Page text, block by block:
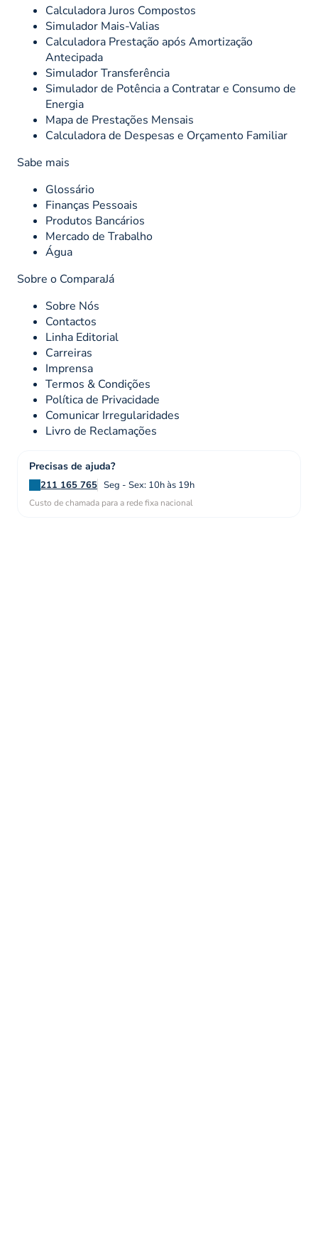
Calculadora Juros Compostos
Simulador Mais-Valias
Calculadora Prestação após Amortização
Antecipada
Simulador Transferência
Simulador de Potência a Contratar e Consumo de
Energia
Mapa de Prestações Mensais
Calculadora de Despesas e Orçamento Familiar
Sabe mais
Glossário
Finanças Pessoais
Produtos Bancários
Mercado de Trabalho
Água
Sobre o ComparaJá
Sobre Nós
Contactos
Linha Editorial
Carreiras
Imprensa
Termos & Condições
Política de Privacidade
Comunicar Irregularidades
Livro de Reclamações
Precisas de ajuda?
211 165 765 Seg - Sex: 10h às 19h
Custo de chamada para a rede fixa nacional